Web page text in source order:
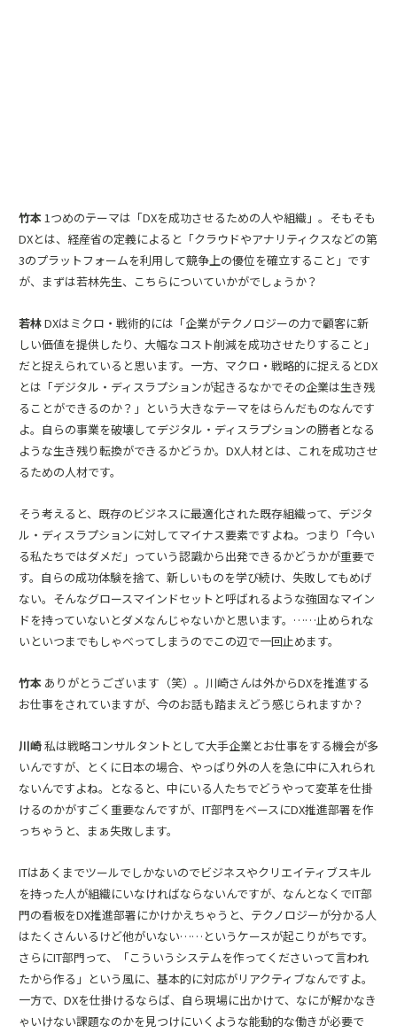
竹本1つめのテーマは「DXを成功させるための人や組織」。そもそも
DXとは、経産省の定義によると「クラウドやアナリティクスなどの第
3のプラットフォームを利用して競争上の優位を確立すること」です
が、まずは若林先生、こちらについていかがでしょうか？
若林DXはミクロ・戦術的には「企業がテクノロジーの力で顧客に新
しい価値を提供したり、大幅なコスト削減を成功させたりすること」
だと捉えられていると思います。一方、マクロ・戦略的に捉えるとDX
とは「デジタル・ディスラプションが起きるなかでその企業は生き残
ることができるのか？」という大きなテーマをはらんだものなんです
よ。自らの事業を破壊してデジタル・ディスラプションの勝者となる
ような生き残り転換ができるかどうか。DX人材とは、これを成功させ
るための人材です。
そう考えると、既存のビジネスに最適化された既存組織って、デジタ
ル・ディスラプションに対してマイナス要素ですよね。つまり「今い
る私たちではダメだ」っていう認識から出発できるかどうかが重要で
す。自らの成功体験を捨て、新しいものを学び続け、失敗してもめげ
ない。そんなグロースマインドセットと呼ばれるような強固なマイン
ドを持っていないとダメなんじゃないかと思います。……止められな
いといつまでもしゃべってしまうのでこの辺で一回止めます。
竹本 ありがとうございます（笑）。川崎さんは外からDXを推進する
お仕事をされていますが、今のお話も踏まえどう感じられますか？
川崎私は戦略コンサルタントとして大手企業とお仕事をする機会が多
いんですが、とくに日本の場合、やっぱり外の人を急に中に入れられ
ないんですよね。となると、中にいる人たちでどうやって変革を仕掛
けるのかがすごく重要なんですが、IT部門をベースにDX推進部署を作
っちゃうと、まぁ失敗します。
ITはあくまでツールでしかないのでビジネスやクリエイティブスキル
を持った人が組織にいなければならないんですが、なんとなくでIT部
門の看板をDX推進部署にかけかえちゃうと、テクノロジーが分かる人
はたくさんいるけど他がいない……というケースが起こりがちです。
さらにIT部門って、「こういうシステムを作ってくださいって言われ
たから作る」という風に、基本的に対応がリアクティブなんですよ。
一方で、DXを仕掛けるならば、自ら現場に出かけて、なにが解かなき
ゃいけない課題なのかを見つけにいくような能動的な働きが必要で